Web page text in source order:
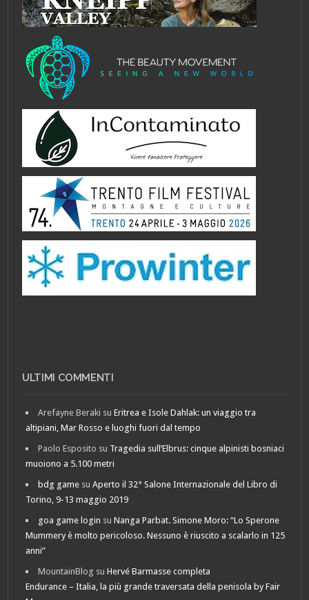
ULTIMI COMMENTI
Arefayne Beraki suEritrea e Isole Dahlak: un viaggio tra
altipiani, Mar Rosso e luoghi fuori dal tempo
Paolo Esposito su Tragedia sull’Elbrus: cinque alpinisti bosniaci
muoiono a 5.100 metri
bdg game suAperto il 32° Salone Internazionale del Libro di
Torino, 9-13 maggio 2019
goa game login suNanga Parbat. Simone Moro: “Lo Sperone
Mummery è molto pericoloso. Nessuno è riuscito a scalarlo in 125
anni”
MountainBlog suHervé Barmasse completa
Endurance – Italia, la più grande traversata della penisola by Fair